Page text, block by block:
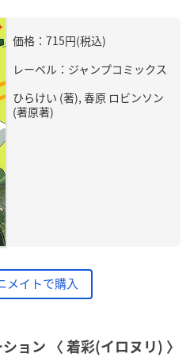
価格：715円(税込)
レーベル：ジャンプコミックス
ひらけい (著), 春原 ロビンソン
(著原著)
メイトで購入
ョン 〈 着彩(イロヌリ) 〉